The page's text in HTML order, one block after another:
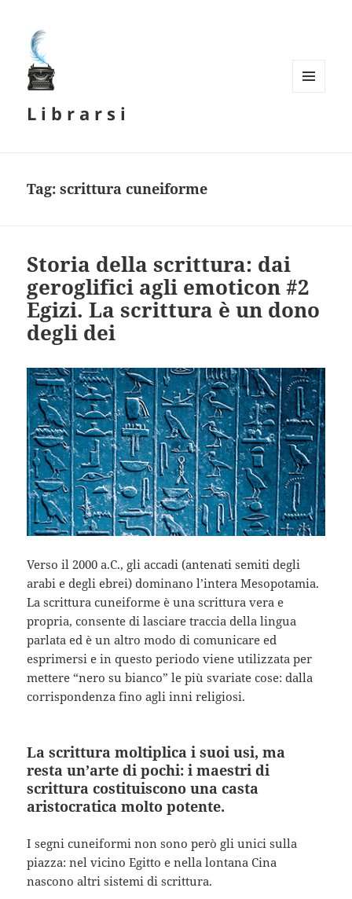
L i b r a r s i
Tag:scrittura cuneiforme
Storia della scrittura: dai
geroglifici agli emoticon #2
Egizi. La scrittura è un dono
degli dei
Verso il 2000 a.C., gli accadi (antenati semiti degli
arabi e degli ebrei) dominano l’intera Mesopotamia.
La scrittura cuneiforme è una scrittura vera e
propria, consente di lasciare traccia della lingua
parlata ed è un altro modo di comunicare ed
esprimersi e in questo periodo viene utilizzata per
mettere “nero su bianco” le più svariate cose: dalla
corrispondenza fino agli inni religiosi.
La scrittura moltiplica i suoi usi, ma
resta un’arte di pochi: i maestri di
scrittura costituiscono una casta
aristocratica molto potente.
I segni cuneiformi non sono però gli unici sulla
piazza: nel vicino Egitto e nella lontana Cina
nascono altri sistemi di scrittura.